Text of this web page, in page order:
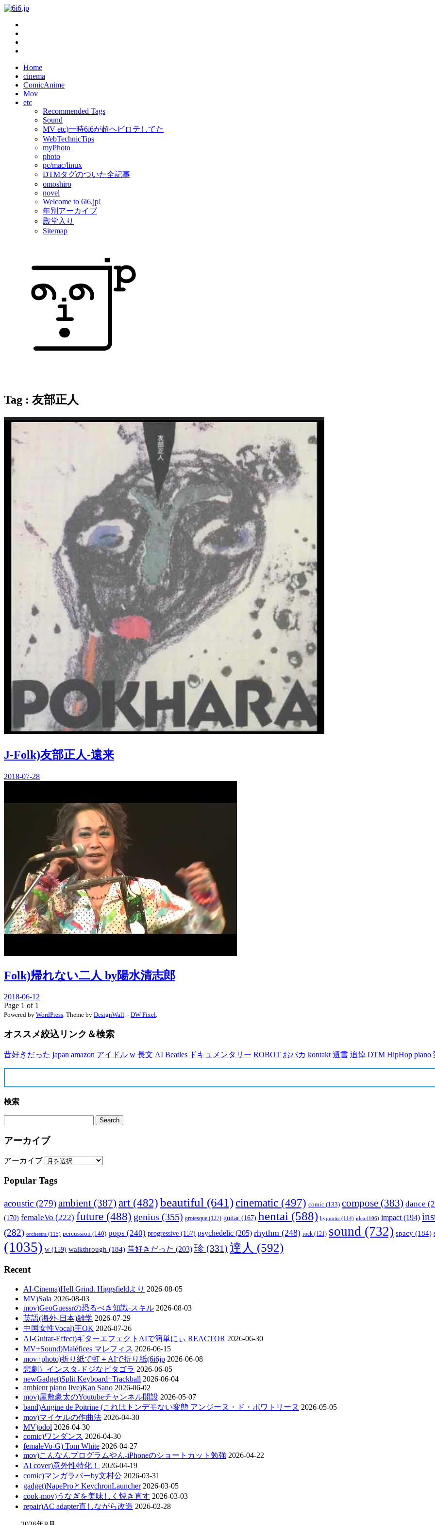
Home
cinema
ComicAnime
Mov
etc
Recommended Tags
Sound
MV etc)一時6i6が超ヘビロテしてた
WebTechnicTips
myPhoto
photo
pc/mac/linux
DTMタグのついた全記事
omoshiro
novel
Welcome to 6i6.jp!
年別アーカイブ
殿堂入り
Sitemap
Tag : 友部正人
J-Folk)友部正人-遠来
2018-07-28
Folk)帰れない二人 by陽水清志郎
2018-06-12
Page 1 of 1
Powered by WordPress. Theme by DesignWall. - DW Fixel.
オススメ絞込リンク＆検索
昔好きだった japan amazon アイドル w 長文 AI Beatles ドキュメンタリー ROBOT おバカ kontakt 遺書 追悼 DTM HipHop piano
検索
アーカイブ
アーカイブ
Popular Tags
acoustic (279)ambient (387) art (482) beautiful (641)cinematic (497) comic (133) compose (383) dance
(170) femaleVo (222) future (488) genius (355) grotesque (127) guitar (167) hentai (588) hypnotic (114) idea (106) impact (194)
(282) orchestra (115) percussion (140) pops (240) progressive (157) psychedelic (205) rhythm (248) rock (121) sound (732) spacy (184)
(1035) w (159) walkthrough (184) 昔好きだった (203) 珍 (331) 達人 (592)
Recent
AI-Cinema)Hell Grind. Higgsfieldより 2026-08-05
MV)Sala 2026-08-03
mov)GeoGuessrの恐るべき知識-スキル 2026-08-03
英語(海外-日本)雑学 2026-07-29
中国女性Vocal)王OK 2026-07-26
AI-Guitar-Effect)ギターエフェクトAIで簡単にぃ REACTOR 2026-06-30
MV+Sound)Maléfices マレフィス 2026-06-15
mov+photo)折り紙で虹＋AIで折り紙(6i6jp 2026-06-08
悲劇）インスタ-ドジなピタゴラ 2026-06-05
newGadget)Split Keyboard+Trackball 2026-06-04
ambient piano live)Kan Sano 2026-06-02
mov)屋敷豪太のYoutubeチャンネル開設 2026-05-07
band)Angine de Poitrine (これはトンデモない変態 アンジーヌ・ド・ポワトリーヌ 2026-05-05
mov)マイケルの作曲法 2026-04-30
MV)odol 2026-04-30
comic)ワンダンス 2026-04-30
femaleVo-G) Tom White 2026-04-27
mov)こんなんプログラムやん-iPhoneのショートカット勉強 2026-04-22
AI cover)意外性特化！
2026-04-19
comic)マンガラバーby文村公 2026-03-31
gadget)NapeProとKeychronLauncher 2026-03-05
cook-mov)うなぎを美味しく焼き直す 2026-03-03
repair)AC adapter直しながら改造 2026-02-28